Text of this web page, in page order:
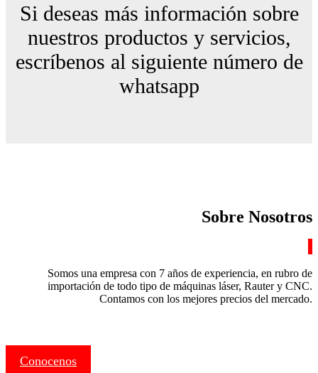
Si deseas más información sobre
nuestros productos y servicios,
escríbenos al siguiente número de
whatsapp
Sobre Nosotros
Somos una empresa con 7 años de experiencia, en rubro de
importación de todo tipo de máquinas láser, Rauter y CNC.
Contamos con los mejores precios del mercado.
Conocenos